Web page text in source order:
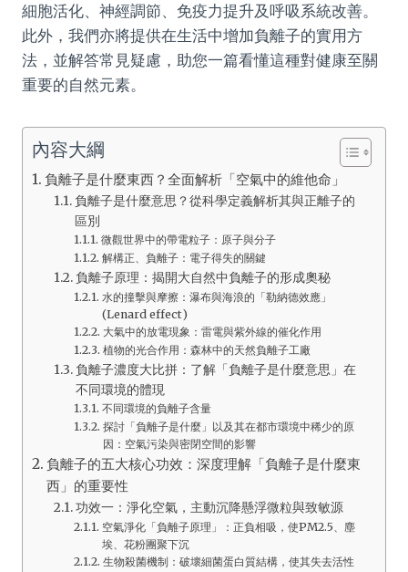
細胞活化、神經調節、免疫力提升及呼吸系統改善。
此外，我們亦將提供在生活中增加負離子的實用方
法，並解答常見疑慮，助您一篇看懂這種對健康至關
重要的自然元素。
內容大綱
負離子是什麼東西？全面解析「空氣中的維他命」
負離子是什麼意思？從科學定義解析其與正離子的
區別
微觀世界中的帶電粒子：原子與分子
解構正、負離子：電子得失的關鍵
負離子原理：揭開大自然中負離子的形成奧秘
水的撞擊與摩擦：瀑布與海浪的「勒納德效應」
(Lenard effect)
大氣中的放電現象：雷電與紫外線的催化作用
植物的光合作用：森林中的天然負離子工廠
負離子濃度大比拼：了解「負離子是什麼意思」在
不同環境的體現
不同環境的負離子含量
探討「負離子是什麼」以及其在都市環境中稀少的原
因：空氣污染與密閉空間的影響
負離子的五大核心功效：深度理解「負離子是什麼東
西」的重要性
功效一：淨化空氣，主動沉降懸浮微粒與致敏源
空氣淨化「負離子原理」：正負相吸，使PM2.5、塵
埃、花粉團聚下沉
生物殺菌機制：破壞細菌蛋白質結構，使其失去活性